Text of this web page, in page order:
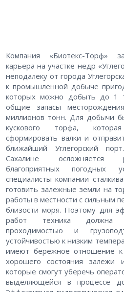
Компания «Биотекс-Торф»
карьера на участке недр
неподалеку от города
к промышленной добыче
которых можно добыть до 1
общие запасы
миллионов тонн. Для добычи
кускового торфа,
сформировать валки и
ближайший Углегорский
Сахалине осложняется
благоприятных погодных
специалисты компании
готовить залежные земли на
работы в местности с сильным
близости моря. Поэтому для
работ техника должна
проходимостью и
устойчивостью к низким
имеют бережное отношение к
хорошего состояния залежи
которые смогут уберечь
выделяющейся в процессе